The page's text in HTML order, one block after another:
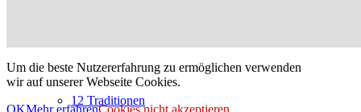
12 Traditionen
Um die beste Nutzererfahrung zu ermöglichen verwenden
wir auf unserer Webseite Cookies.